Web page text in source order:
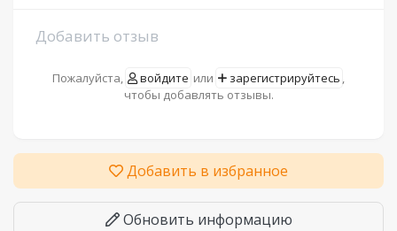
Добавить отзыв
Пожалуйста, войдите или зарегистрируйтесь ,
чтобы добавлять отзывы.
Добавить в избранное
Обновить информацию